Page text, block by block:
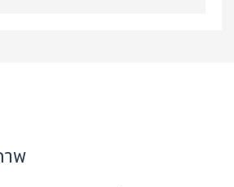
พ